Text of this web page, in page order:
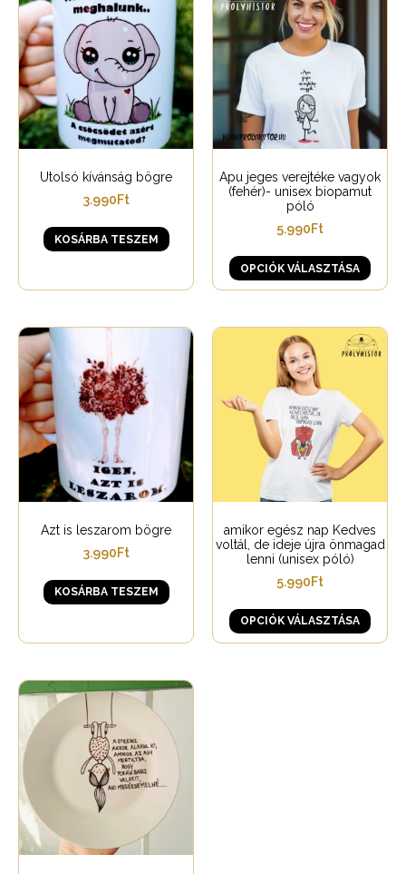
Utolsó kívánság bögre
3.990Ft
KOSÁRBA TESZEM
Apu jeges verejtéke vagyok
(fehér)- unisex biopamut
póló
5.990Ft
OPCIÓK VÁLASZTÁSA
Azt is leszarom bögre
3.990Ft
KOSÁRBA TESZEM
amikor egész nap Kedves
voltál, de ideje újra önmagad
lenni (unisex póló)
5.990Ft
OPCIÓK VÁLASZTÁSA